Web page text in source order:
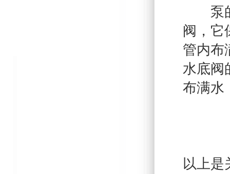
泵的
阀，它
管内布
水底阀
布满水
以上是